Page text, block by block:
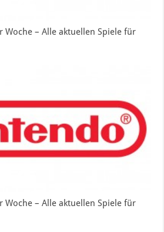
Woche – Alle aktuellen Spiele für
Woche – Alle aktuellen Spiele für